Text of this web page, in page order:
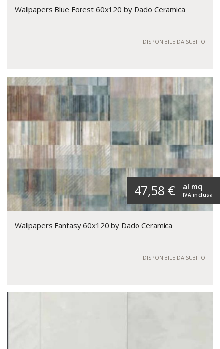
Wallpapers Blue Forest 60x120 by Dado Ceramica
DISPONIBILE DA SUBITO
47,58 € IVA inclusa
al mq
Wallpapers Fantasy 60x120 by Dado Ceramica
DISPONIBILE DA SUBITO